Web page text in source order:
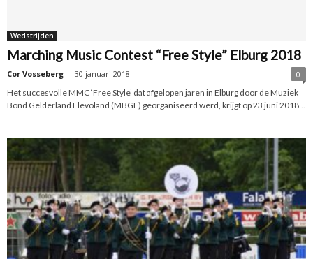
Wedstrijden
Marching Music Contest “Free Style” Elburg 2018
Cor Vosseberg - 30 januari 2018
0
Het succesvolle MMC ‘Free Style’ dat afgelopen jaren in Elburg door de Muziek
Bond Gelderland Flevoland (MBGF) georganiseerd werd, krijgt op 23 juni 2018...